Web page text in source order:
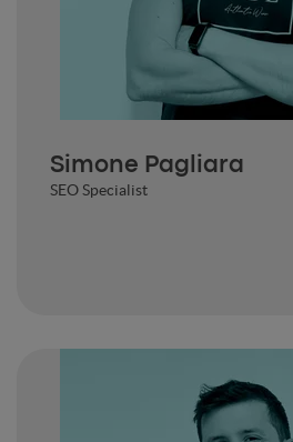
Simone Pagliara
SEO Specialist